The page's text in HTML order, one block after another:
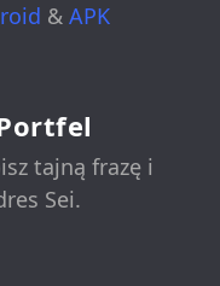
& APK
tajną frazę i
Sei.